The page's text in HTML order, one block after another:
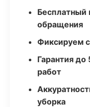
Бесплатный
обращения
Фиксируем
Гарантия
работ
уборка